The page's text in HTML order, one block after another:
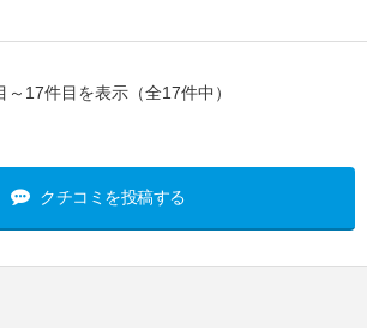
～17件目を表示（全17件中）
クチコミを投稿する